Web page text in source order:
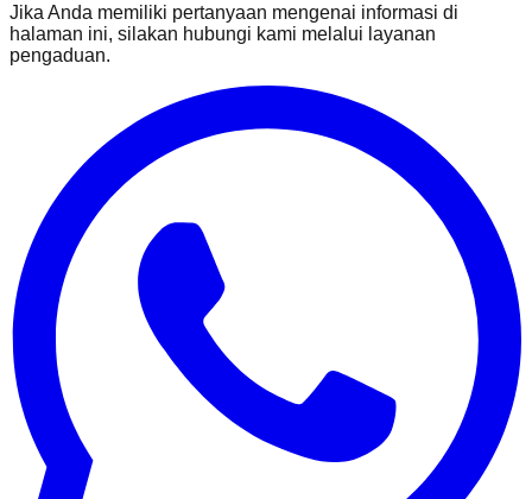
Jika Anda memiliki pertanyaan mengenai informasi di
halaman ini, silakan hubungi kami melalui layanan
pengaduan.